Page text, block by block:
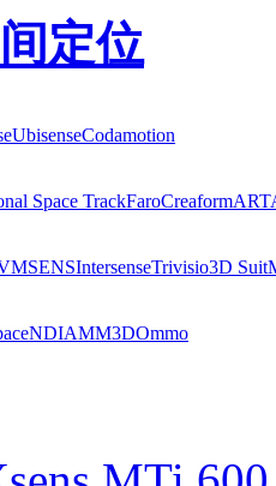
定位
UbisenseCodamotion
Space TrackFaroCreaformART
IntersenseTrivisio3D Suit
NDIAMM3DOmmo